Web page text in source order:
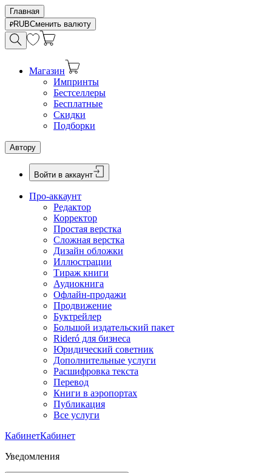
Главная
RUBСменить валюту
Магазин
Импринты
Бестселлеры
Бесплатные
Скидки
Подборки
Автору
Войти в аккаунт
Про-аккаунт
Редактор
Корректор
Простая верстка
Сложная верстка
Дизайн обложки
Иллюстрации
Тираж книги
Аудиокнига
Офлайн-продажи
Продвижение
Буктрейлер
Большой издательский пакет
Rideró для бизнеса
Юридический советник
Дополнительные услуги
Расшифровка текста
Перевод
Книги в аэропортах
Публикация
Все услуги
КабинетКабинет
Уведомления